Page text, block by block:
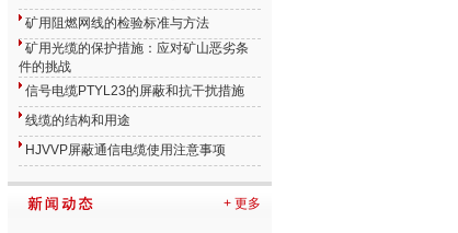
矿用阻燃网线的检验标准与方法
矿用光缆的保护措施：应对矿山恶劣条
件的挑战
信号电缆PTYL23的屏蔽和抗干扰措施
线缆的结构和用途
HJVVP屏蔽通信电缆使用注意事项
+ 更多